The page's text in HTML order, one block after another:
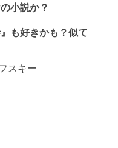
小説か？
も好きかも？似て
スキー